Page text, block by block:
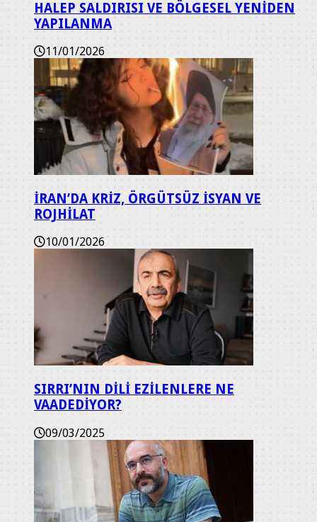
HALEP SALDIRISI VE BÖLGESEL YENİDEN
YAPILANMA
11/01/2026
İRAN’DA KRİZ, ÖRGÜTSÜZ İSYAN VE
ROJHİLAT
10/01/2026
SIRRI’NIN DİLİ EZİLENLERE NE
VAADEDİYOR?
09/03/2025